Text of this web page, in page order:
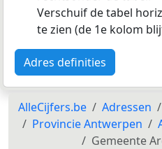
Verschuif de tabel
te zien (de 1e kolom
Adres definities
AlleCijfers.be Adressen
Provincie Antwerpen
Gemeente